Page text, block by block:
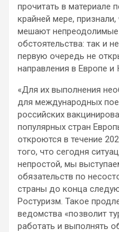
прочитать в материале
крайней мере,
мешают
обстоятельства: так и
первую очередь не
направления в Европе
«Для их выполнения
для международных
российских
популярных стран
откроются в течение
того, что сегодня
непростой, мы
обязательств по
страны до конца
Ростуризм. Такое
ведомства «позволит
работать и выполнять